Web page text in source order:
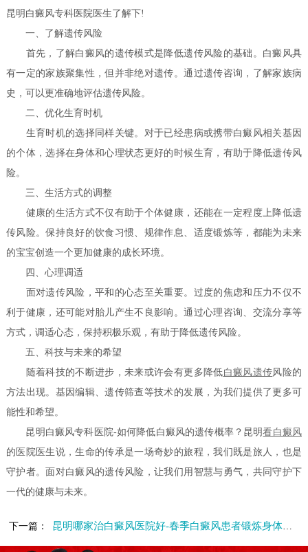
昆明白癜风专科医院医生了解下!
一、了解遗传风险
首先，了解白癜风的遗传模式是降低遗传风险的基础。白癜风具
有一定的家族聚集性，但并非绝对遗传。通过遗传咨询，了解家族病
史，可以更准确地评估遗传风险。
二、优化生育时机
生育时机的选择同样关键。对于已经患病或携带白癜风相关基因
的个体，选择在身体和心理状态更好的时候生育，有助于降低遗传风
险。
三、生活方式的调整
健康的生活方式不仅有助于个体健康，还能在一定程度上降低遗
传风险。保持良好的饮食习惯、规律作息、适度锻炼等，都能为未来
的宝宝创造一个更加健康的成长环境。
四、心理调适
面对遗传风险，平和的心态至关重要。过度的焦虑和压力不仅不
利于健康，还可能对胎儿产生不良影响。通过心理咨询、交流分享等
方式，调适心态，保持积极乐观，有助于降低遗传风险。
五、科技与未来的希望
随着科技的不断进步，未来或许会有更多降低白癜风遗传风险的
方法出现。基因编辑、遗传筛查等技术的发展，为我们提供了更多可
能性和希望。
昆明白癜风专科医院-如何降低白癜风的遗传概率？昆明看白癜风
的医院医生说，生命的传承是一场奇妙的旅程，我们既是旅人，也是
守护者。面对白癜风的遗传风险，让我们用智慧与勇气，共同守护下
一代的健康与未来。
下一篇： 昆明哪家治白癜风医院好-春季白癜风患者锻炼身体需要注意什么